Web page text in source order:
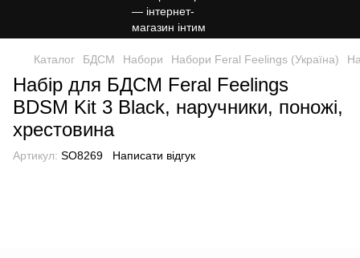
Каталог БДСМ Набори Набори Feral Feelings (Україна)
Набір для БДСМ Feral Feelings
BDSM Kit 3 Black, наручники, поножі,
хрестовина
Артикул: SO8269 Написати відгук